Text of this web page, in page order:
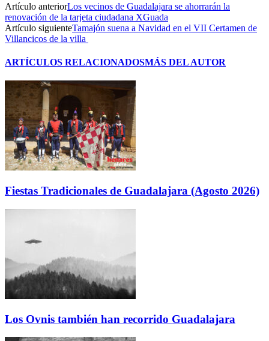
Artículo anteriorLos vecinos de Guadalajara se ahorrarán la
renovación de la tarjeta ciudadana XGuada
Artículo siguienteTamajón suena a Navidad en el VII Certamen de
Villancicos de la villa
ARTÍCULOS RELACIONADOSMÁS DEL AUTOR
Fiestas Tradicionales de Guadalajara (Agosto 2026)
Los Ovnis también han recorrido Guadalajara